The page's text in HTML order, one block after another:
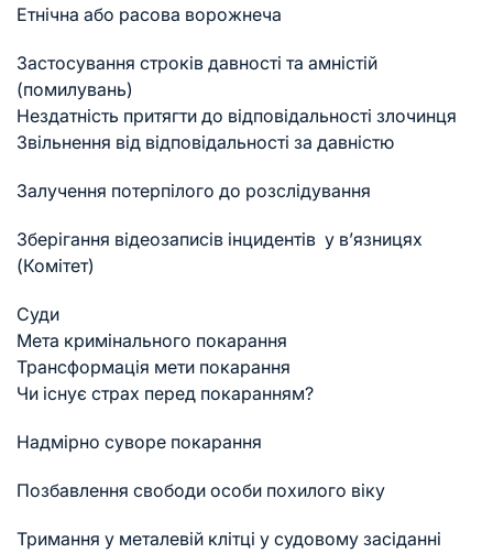
Етнічна або расова ворожнеча
Застосування строків давності та амністій
(помилувань)
Нездатність притягти до відповідальності злочинця
Звільнення від відповідальності за давністю
Залучення потерпілого до розслідування
Зберігання відеозаписів інцидентів у в’язницях
(Комітет)
Суди
Мета кримінального покарання
Трансформація мети покарання
Чи існує страх перед покаранням?
Надмірно суворе покарання
Позбавлення свободи особи похилого віку
Тримання у металевій клітці у судовому засіданні